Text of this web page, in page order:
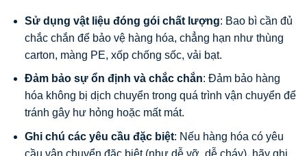
Sử dụng vật liệu đóng gói chất lượng: Bao bì cần đủ
chắc chắn để bảo vệ hàng hóa, chẳng hạn như thùng
carton, màng PE, xốp chống sốc, vải bạt.
Đảm bảo sự ổn định và chắc chắn: Đảm bảo hàng
hóa không bị dịch chuyển trong quá trình vận chuyển để
tránh gây hư hỏng hoặc mất mát.
Ghi chú các yêu cầu đặc biệt: Nếu hàng hóa có yêu
cầu vận chuyển đặc biệt (như dễ vỡ, dễ cháy), hãy ghi